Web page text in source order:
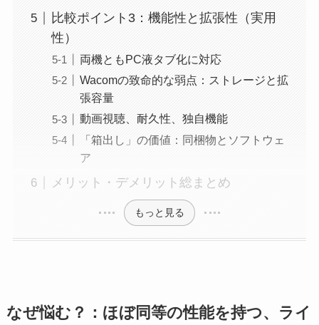
比較ポイント3：機能性と拡張性（実用
性）
両機ともPC液タブ化に対応
Wacomの致命的な弱点：ストレージと拡
張容量
動画視聴、耐久性、独自機能
「箱出し」の価値：同梱物とソフトウェ
ア
メリット・デメリット総まとめ
もっと見る
なぜ悩む？：ほぼ同等の性能を持つ、ライ